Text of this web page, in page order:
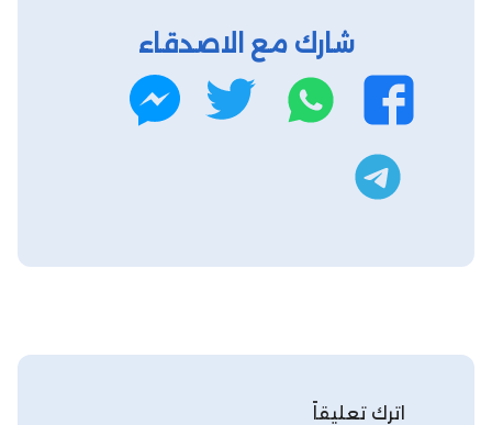
شارك مع الاصدقاء
فيسبوك واتساب تويتر
اترك تعليقاً